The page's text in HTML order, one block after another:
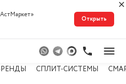
Открыть
СПЛИТ-СИСТЕМЫ